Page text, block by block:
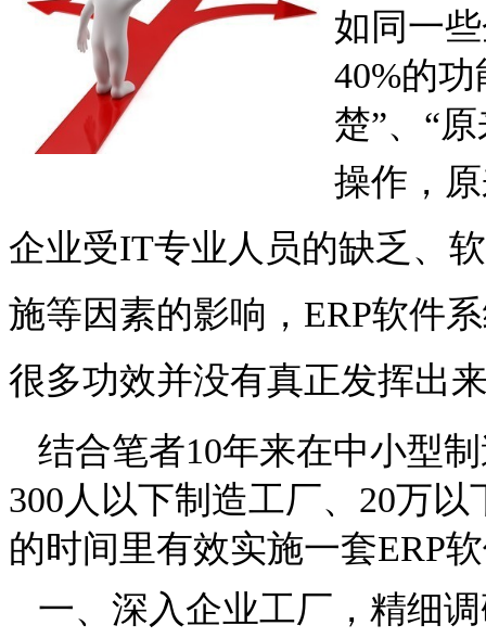
如同一
40%的
楚”、“
操作，
企业受IT专业人员的缺乏、
施等因素的影响，ERP软件
很多功效并没有真正发挥出
结合笔者10年来在中小型
300人以下制造工厂、20万
的时间里有效实施一套ERP
一、深入企业工厂，精细